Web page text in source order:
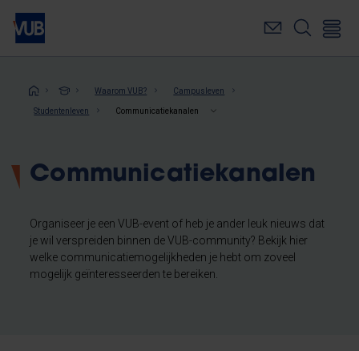
Overslaan
naar
inhoudKruimelpad
Waarom VUB? Campusleven
Studentenleven Communicatiekanalen
Communicatiekanalen
Organiseer je een VUB-event of heb je ander leuk nieuws dat
je wil verspreiden binnen de VUB-community? Bekijk hier
welke communicatiemogelijkheden je hebt om zoveel
mogelijk geïnteresseerden te bereiken.